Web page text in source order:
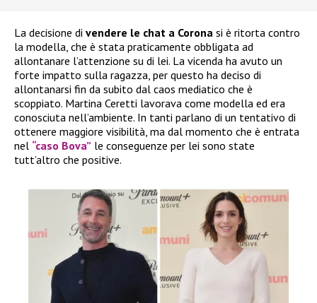
La decisione di vendere le chat a Corona si è ritorta contro
la modella, che è stata praticamente obbligata ad
allontanare l’attenzione su di lei. La vicenda ha avuto un
forte impatto sulla ragazza, per questo ha deciso di
allontanarsi fin da subito dal caos mediatico che è
scoppiato. Martina Ceretti lavorava come modella ed era
conosciuta nell’ambiente. In tanti parlano di un tentativo di
ottenere maggiore visibilità, ma dal momento che è entrata
nel “caso Bova” le conseguenze per lei sono state
tutt’altro che positive.